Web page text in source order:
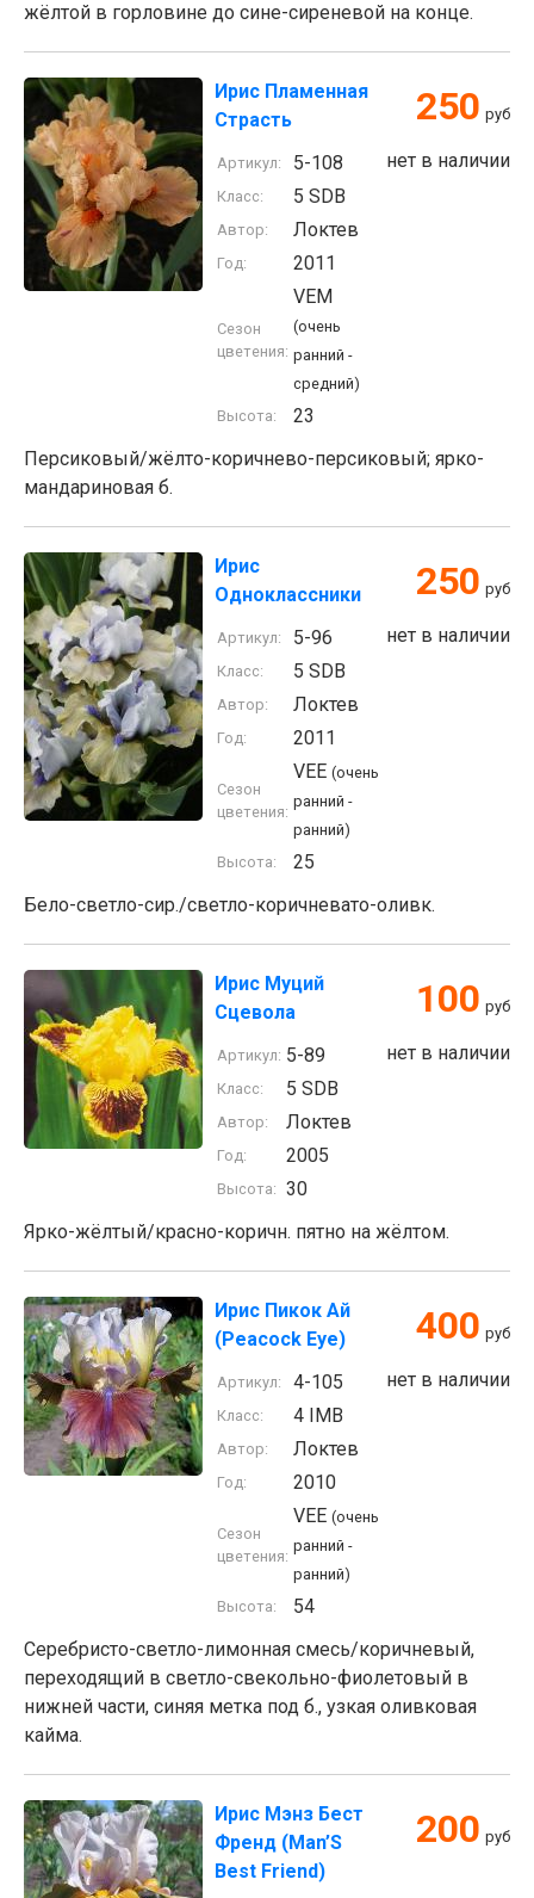
жёлтой в горловине до сине-сиреневой на конце.
Ирис Пламенная
Страсть
250 руб
нет в наличии
Артикул: 5-108
Класс: 5 SDB
Автор: Локтев
Год: 2011
Сезон
цветения:
VEM
(очень
ранний -
средний)
Высота:
23
Персиковый/жёлто-коричнево-персиковый; ярко-
мандариновая б.
Ирис
Одноклассники
250 руб
нет в наличии
Артикул: 5-96
Класс: 5 SDB
Автор: Локтев
Год: 2011
Сезон
цветения:
VEE (очень
ранний -
ранний)
Высота:
25
Бело-светло-сир./светло-коричневато-оливк.
Ирис Муций
Сцевола
100 руб
нет в наличии
Артикул: 5-89
Класс: 5 SDB
Автор: Локтев
Год: 2005
Высота: 30
Ярко-жёлтый/красно-коричн. пятно на жёлтом.
Ирис Пикок Ай
(Peacock Eye)
400 руб
нет в наличии
Артикул: 4-105
Класс: 4 IMB
Автор: Локтев
Год: 2010
Сезон
цветения:
VEE (очень
ранний -
ранний)
Высота:
54
Серебристо-светло-лимонная смесь/коричневый,
переходящий в светло-свекольно-фиолетовый в
нижней части, синяя метка под б., узкая оливковая
кайма.
Ирис Мэнз Бест
Френд (Man’S
Best Friend)
200 руб